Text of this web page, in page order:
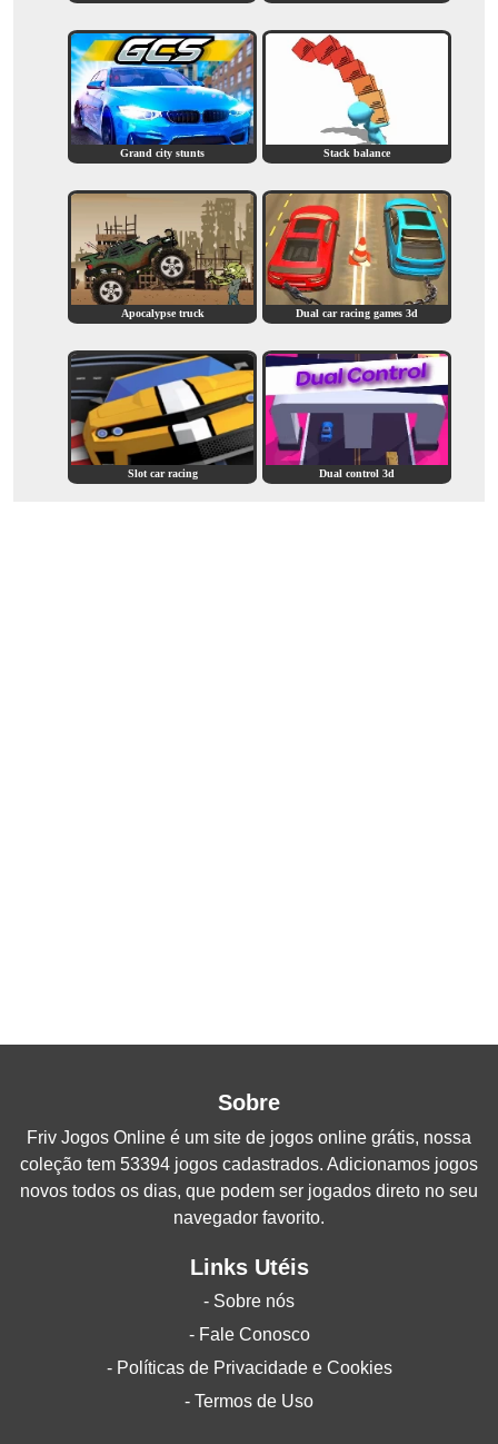
Grand city stunts Stack balance
Apocalypse truck Dual car racing games 3d
Slot car racing Dual control 3d
Sobre
Friv Jogos Online é um site de jogos online grátis, nossa
coleção tem 53394 jogos cadastrados. Adicionamos jogos
novos todos os dias, que podem ser jogados direto no seu
navegador favorito.
Links Utéis
- Sobre nós
- Fale Conosco
- Políticas de Privacidade e Cookies
- Termos de Uso